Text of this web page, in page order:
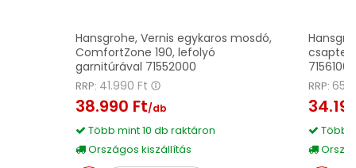
Hansgrohe, Vernis egykaros mosdó,
ComfortZone 190, lefolyó
garnitúrával 71552000
RRP: 41.990 Ft
38.990 Ft/db
Több mint 10 db raktáron
Országos kiszállítás
71561000
RRP:
Több